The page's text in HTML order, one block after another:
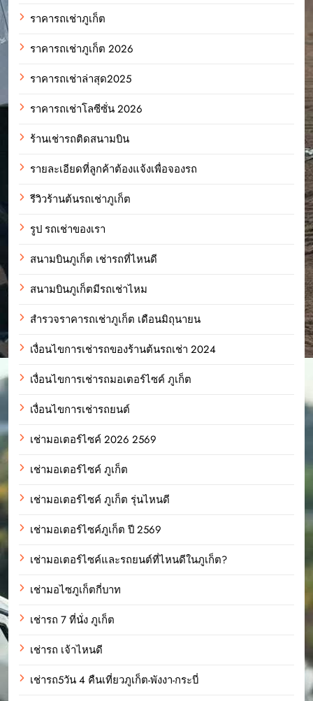
ราคารถเช่าภูเก็ต
ราคารถเช่าภูเก็ต 2026
ราคารถเช่าล่าสุด2025
ราคารถเช่าโลซีซั่น 2026
ร้านเช่ารถติดสนามบิน
รายละเอียดที่ลูกค้าต้องแจ้งเพื่อจองรถ
รีวิวร้านต้นรถเช่าภูเก็ต
รูป รถเช่าของเรา
สนามบินภูเก็ต เช่ารถที่ไหนดี
สนามบินภูเก็ตมีรถเช่าไหม
สำรวจราคารถเช่าภูเก็ต เดือนมิถุนายน
เงื่อนไขการเช่ารถของร้านต้นรถเช่า 2024
เงื่อนไขการเช่ารถมอเตอร์ไซค์ ภูเก็ต
เงื่อนไขการเช่ารถยนต์
เช่ามอเตอร์ไซค์ 2026 2569
เช่ามอเตอร์ไซค์ ภูเก็ต
เช่ามอเตอร์ไซค์ ภูเก็ต รุ่นไหนดี
เช่ามอเตอร์ไซค์ภูเก็ต ปี 2569
เช่ามอเตอร์ไซค์และรถยนต์ที่ไหนดีในภูเก็ต?
เช่ามอไซภูเก็ตกี่บาท
เช่ารถ 7 ที่นั่ง ภูเก็ต
เช่ารถ เจ้าไหนดี
เช่ารถ5วัน 4 คืนเที่ยวภูเก็ต-พังงา-กระบี่